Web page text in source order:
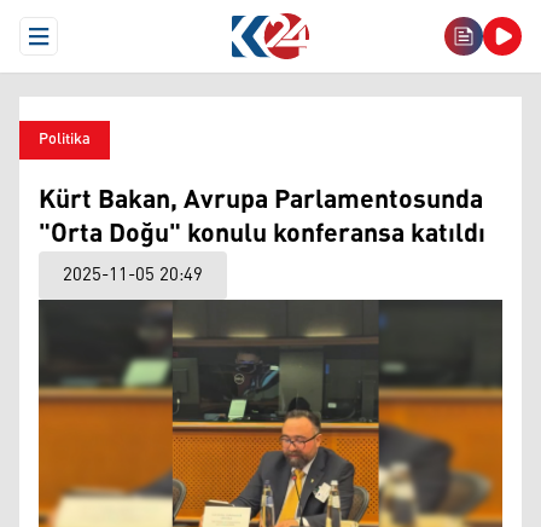
Open Menu
Politika
Kürt Bakan, Avrupa Parlamentosunda
"Orta Doğu" konulu konferansa katıldı
2025-11-05 20:49